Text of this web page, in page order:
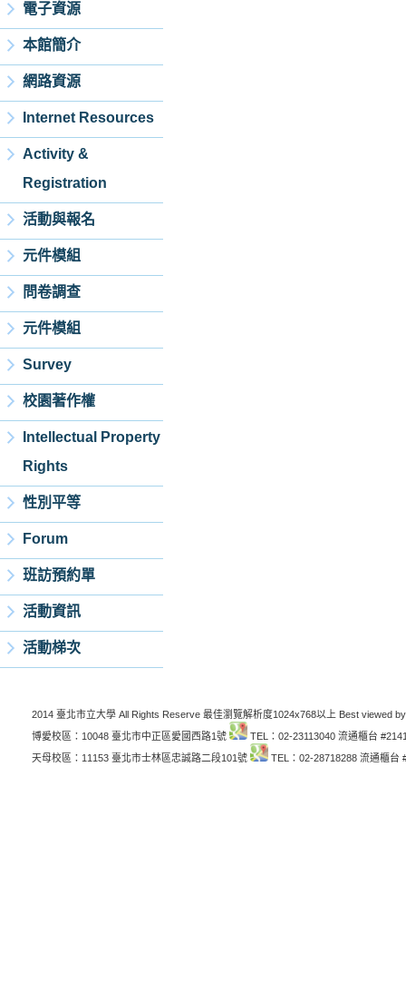
電子資源
本館簡介
網路資源
Internet Resources
Activity &
Registration
活動與報名
元件模組
問卷調查
元件模組
Survey
校園著作權
Intellectual Property
Rights
性別平等
Forum
班訪預約單
活動資訊
活動梯次
2014 臺北市立大學 All Rights Reserve 最佳瀏覽解析度1024x768以上 Best viewed
博愛校區：10048 臺北市中正區愛國西路1號
TEL：02-23113040 流通櫃台
天母校區：11153 臺北市士林區忠誠路二段101號
TEL：02-28718288 流通櫃台